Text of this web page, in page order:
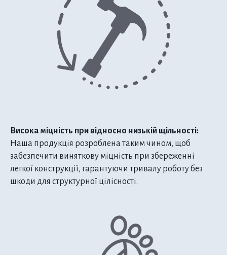
Висока міцність при відносно низькій щільності:
Наша продукція розроблена таким чином, щоб
забезпечити виняткову міцність при збереженні
легкої конструкції, гарантуючи тривалу роботу без
шкоди для структурної цілісності.